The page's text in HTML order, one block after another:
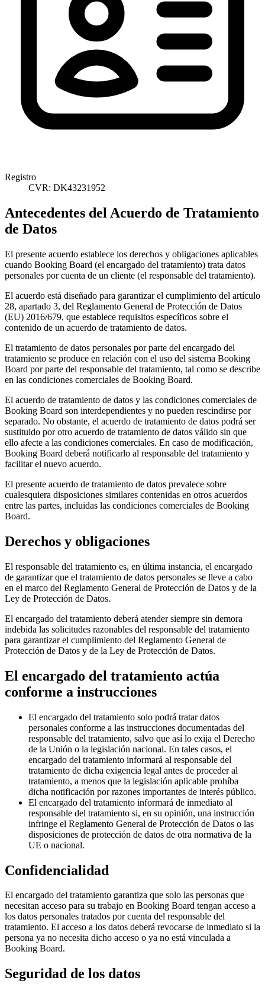
Registro
CVR: DK43231952
Antecedentes del Acuerdo de Tratamiento
de Datos
El presente acuerdo establece los derechos y obligaciones aplicables
cuando Booking Board (el encargado del tratamiento) trata datos
personales por cuenta de un cliente (el responsable del tratamiento).
El acuerdo está diseñado para garantizar el cumplimiento del artículo
28, apartado 3, del Reglamento General de Protección de Datos
(EU) 2016/679, que establece requisitos específicos sobre el
contenido de un acuerdo de tratamiento de datos.
El tratamiento de datos personales por parte del encargado del
tratamiento se produce en relación con el uso del sistema Booking
Board por parte del responsable del tratamiento, tal como se describe
en las condiciones comerciales de Booking Board.
El acuerdo de tratamiento de datos y las condiciones comerciales de
Booking Board son interdependientes y no pueden rescindirse por
separado. No obstante, el acuerdo de tratamiento de datos podrá ser
sustituido por otro acuerdo de tratamiento de datos válido sin que
ello afecte a las condiciones comerciales. En caso de modificación,
Booking Board deberá notificarlo al responsable del tratamiento y
facilitar el nuevo acuerdo.
El presente acuerdo de tratamiento de datos prevalece sobre
cualesquiera disposiciones similares contenidas en otros acuerdos
entre las partes, incluidas las condiciones comerciales de Booking
Board.
Derechos y obligaciones
El responsable del tratamiento es, en última instancia, el encargado
de garantizar que el tratamiento de datos personales se lleve a cabo
en el marco del Reglamento General de Protección de Datos y de la
Ley de Protección de Datos.
El encargado del tratamiento deberá atender siempre sin demora
indebida las solicitudes razonables del responsable del tratamiento
para garantizar el cumplimiento del Reglamento General de
Protección de Datos y de la Ley de Protección de Datos.
El encargado del tratamiento actúa
conforme a instrucciones
El encargado del tratamiento solo podrá tratar datos
personales conforme a las instrucciones documentadas del
responsable del tratamiento, salvo que así lo exija el Derecho
de la Unión o la legislación nacional. En tales casos, el
encargado del tratamiento informará al responsable del
tratamiento de dicha exigencia legal antes de proceder al
tratamiento, a menos que la legislación aplicable prohíba
dicha notificación por razones importantes de interés público.
El encargado del tratamiento informará de inmediato al
responsable del tratamiento si, en su opinión, una instrucción
infringe el Reglamento General de Protección de Datos o las
disposiciones de protección de datos de otra normativa de la
UE o nacional.
Confidencialidad
El encargado del tratamiento garantiza que solo las personas que
necesitan acceso para su trabajo en Booking Board tengan acceso a
los datos personales tratados por cuenta del responsable del
tratamiento. El acceso a los datos deberá revocarse de inmediato si la
persona ya no necesita dicho acceso o ya no está vinculada a
Booking Board.
Seguridad de los datos